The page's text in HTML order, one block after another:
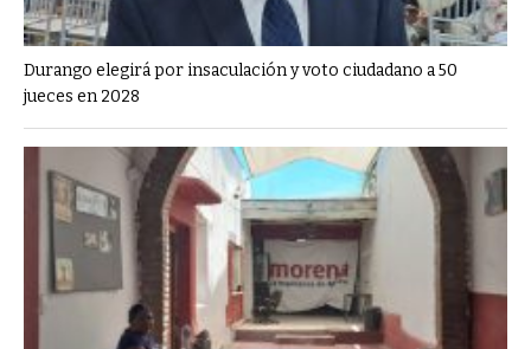
Durango elegirá por insaculación y voto ciudadano a 50
jueces en 2028